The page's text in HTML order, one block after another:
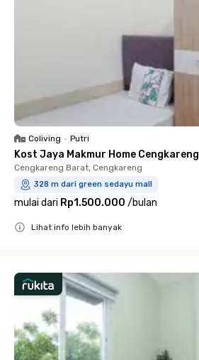
Coliving • Putri
Kost Jaya Makmur Home Cengkareng
Cengkareng Barat, Cengkareng
328 m dari green sedayu mall
mulai dari Rp1.500.000 /bulan
Lihat info lebih banyak